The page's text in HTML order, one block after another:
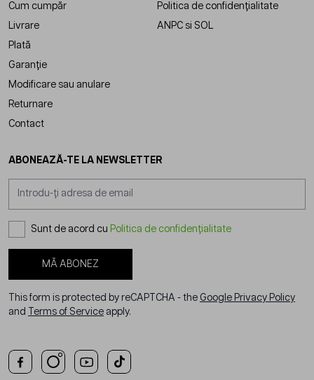
Cum cumpăr
Livrare
Plată
Garanție
Modificare sau anulare
Returnare
Contact
Politica de confidențialitate
ANPC si SOL
ABONEAZĂ-TE LA NEWSLETTER
Sunt de acord cu Politica de confidențialitate
MĂ ABONEZ
This form is protected by reCAPTCHA - the Google Privacy Policy
and
Terms of Service apply.